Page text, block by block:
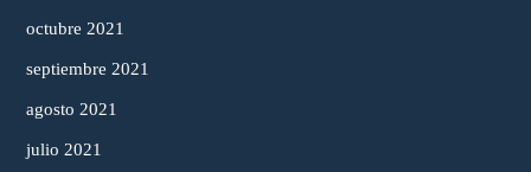
octubre 2021
septiembre 2021
agosto 2021
julio 2021